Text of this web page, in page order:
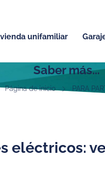
unifamiliar
Saber más...
Página de inicio PARA
eléctricos: